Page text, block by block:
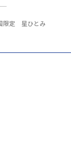
限定 星ひとみ